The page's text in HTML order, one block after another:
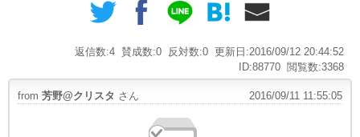
更新日:2016/09/12 20:44:52
反対数:0
賛成数:0
返信数:4
閲覧数:3368
ID:88770
from 芳野@クリスタ さん 2016/09/11 11:55:05